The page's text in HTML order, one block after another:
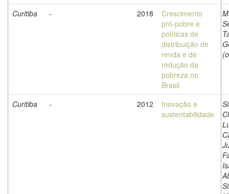
Curitiba
- 2018
Crescimento
pró-pobre e
políticas de
distribuição de
renda e de
redução da
pobreza no
Brasil
Curitiba - 2012
Inovação e
sustentabilidade